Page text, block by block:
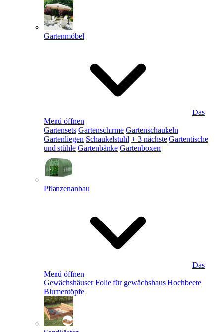
Gartenmöbel
Das
Menü öffnen
Gartensets Gartenschirme Gartenschaukeln
Gartenliegen Schaukelstuhl + 3 nächste Gartentische
und stühle Gartenbänke Gartenboxen
Pflanzenanbau
Das
Menü öffnen
Gewächshäuser Folie für gewächshaus Hochbeete
Blumentöpfe